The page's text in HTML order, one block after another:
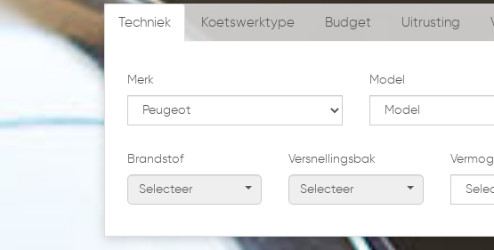
Techniek Koetswerktype Budget Uitrusting
Merk Model
Brandstof
Selecteer
Versnellingsbak
Selecteer